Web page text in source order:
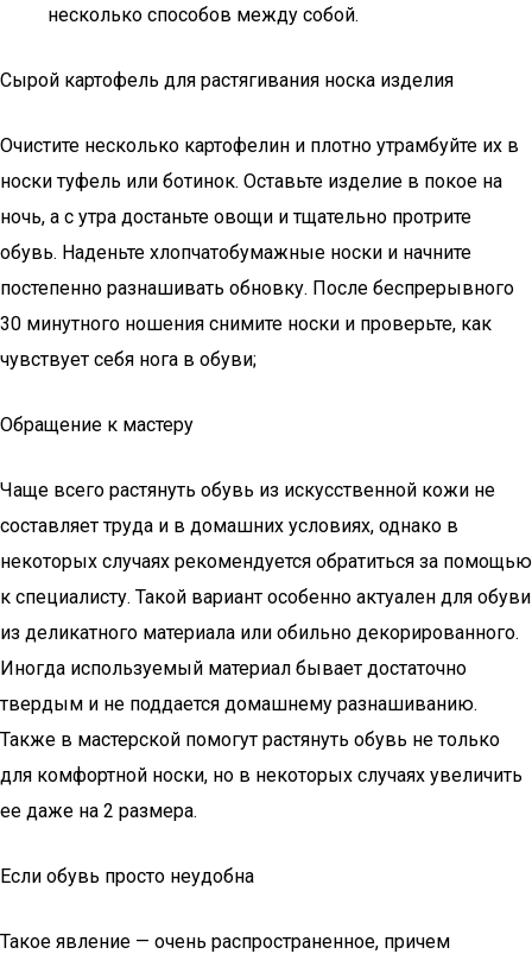
несколько способов между собой.
Сырой картофель для растягивания носка изделия
Очистите несколько картофелин и плотно утрамбуйте их в
носки туфель или ботинок. Оставьте изделие в покое на
ночь, а с утра достаньте овощи и тщательно протрите
обувь. Наденьте хлопчатобумажные носки и начните
постепенно разнашивать обновку. После беспрерывного
30 минутного ношения снимите носки и проверьте, как
чувствует себя нога в обуви;
Обращение к мастеру
Чаще всего растянуть обувь из искусственной кожи не
составляет труда и в домашних условиях, однако в
некоторых случаях рекомендуется обратиться за помощью
к специалисту. Такой вариант особенно актуален для обуви
из деликатного материала или обильно декорированного.
Иногда используемый материал бывает достаточно
твердым и не поддается домашнему разнашиванию.
Также в мастерской помогут растянуть обувь не только
для комфортной носки, но в некоторых случаях увеличить
ее даже на 2 размера.
Если обувь просто неудобна
Такое явление — очень распространенное, причем